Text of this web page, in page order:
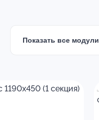
Показать все модули